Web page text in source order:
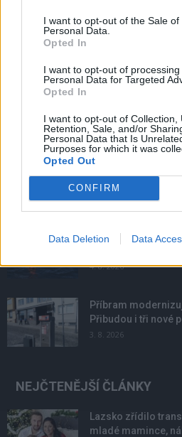
I want to opt-out of the Sale of
Personal Data.
Opted In
I want to opt-out of processing
Personal Data for Targeted
Opted In
I want to opt-out of Collection,
Retention, Sale, and/or
Personal Data that Is
Purposes for which it was
Opted Out
CONFIRM
Data Deletion Data
NOVINKY
6. 8. 2026
Většina koupališť
4. 8. 2026
Příbram
Přibudou i tři nové
3. 8. 2026
NEJČTENĚJŠÍ ČLÁNKY
Lazsko zřídilo
mladé mamince,